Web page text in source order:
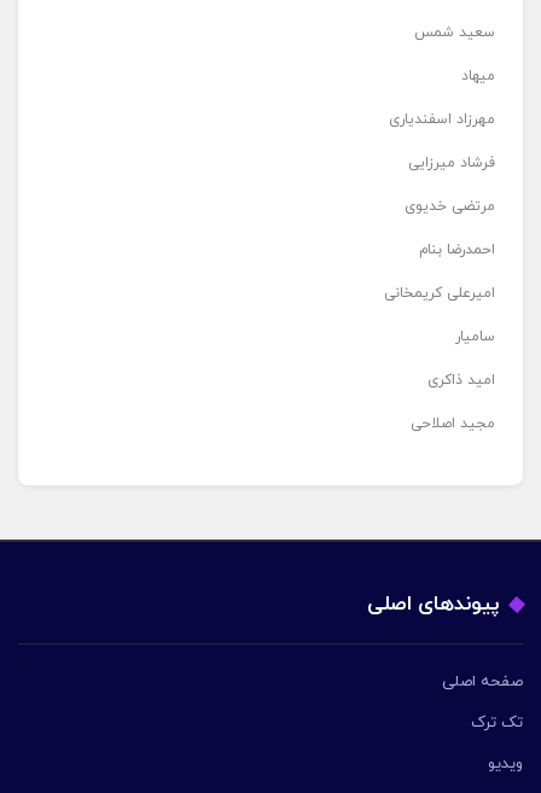
سعید شمس
میهاد
مهرزاد اسفندیاری
فرشاد میرزایی
مرتضی خدیوی
احمدرضا بنام
امیرعلی کریمخانی
سامیار
امید ذاکری
مجید اصلاحی
پیوندهای اصلی
صفحه اصلی
تک ترک
ویدیو